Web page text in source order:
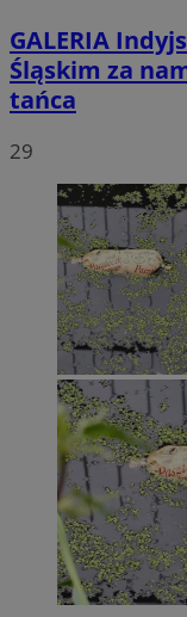
GALERIA
Śląskim za
tańca
29